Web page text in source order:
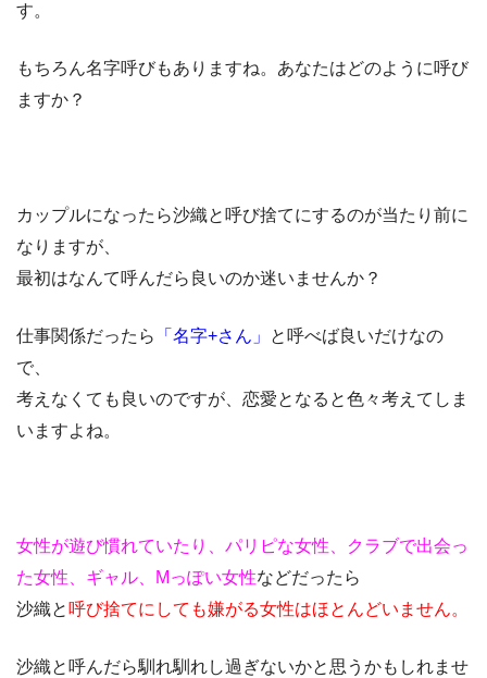
す。
もちろん名字呼びもありますね。あなたはどのように呼び
ますか？
カップルになったら沙織と呼び捨てにするのが当たり前に
なりますが、
最初はなんて呼んだら良いのか迷いませんか？
仕事関係だったら 「名字+さん」
と呼べば良いだけなの
で、
考えなくても良いのですが、恋愛となると色々考えてしま
いますよね。
女性が遊び慣れていたり、パリピな女性、クラブで出会っ
た女性、ギャル、Мっぽい女性などだったら
沙織と 呼び捨てにしても嫌がる女性はほとんどいません。
沙織と呼んだら馴れ馴れし過ぎないかと思うかもしれませ